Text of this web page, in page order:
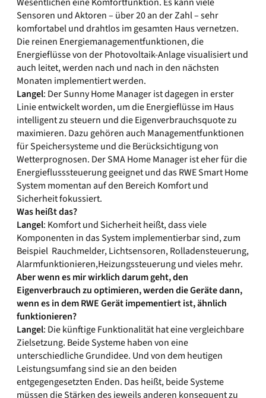
Sensoren und Aktoren – über 20 an der Zahl – sehr
komfortabel und drahtlos im gesamten Haus vernetzen.
Die reinen Energiemanagementfunktionen, die
Energieflüsse von der Photovoltaik-Anlage visualisiert und
auch leitet, werden nach und nach in den nächsten
Monaten implementiert werden.
Langel: Der Sunny Home Manager ist dagegen in erster
Linie entwickelt worden, um die Energieflüsse im Haus
intelligent zu steuern und die Eigenverbrauchsquote zu
maximieren. Dazu gehören auch Managementfunktionen
für Speichersysteme und die Berücksichtigung von
Wetterprognosen. Der SMA Home Manager ist eher für die
Energieflusssteuerung geeignet und das RWE Smart Home
System momentan auf den Bereich Komfort und
Sicherheit fokussiert.
Was heißt das?
Langel: Komfort und Sicherheit heißt, dass viele
Komponenten in das System implementierbar sind, zum
Beispiel Rauchmelder, Lichtsensoren, Rolladensteuerung,
Alarmfunktionieren,Heizungssteuerung und vieles mehr.
Aber wenn es mir wirklich darum geht, den
Eigenverbrauch zu optimieren, werden die Geräte dann,
wenn es in dem RWE Gerät impementiert ist, ähnlich
funktionieren?
Langel: Die künftige Funktionalität hat eine vergleichbare
Zielsetzung. Beide Systeme haben von eine
unterschiedliche Grundidee. Und von dem heutigen
Leistungsumfang sind sie an den beiden
entgegengesetzten Enden. Das heißt, beide Systeme
müssen die Stärken des jeweils anderen konsequent zu